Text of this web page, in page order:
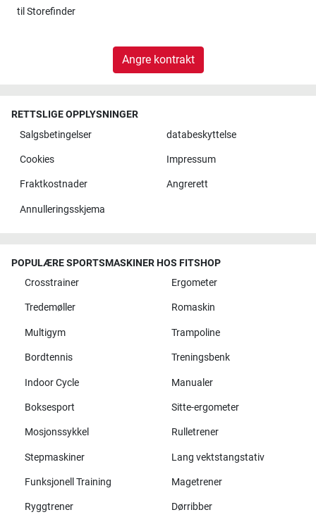
til Storefinder
Angre kontrakt
RETTSLIGE OPPLYSNINGER
Salgsbetingelser
databeskyttelse
Cookies Impressum
Fraktkostnader Angrerett
Annulleringsskjema
POPULÆRE SPORTSMASKINER HOS FITSHOP
Crosstrainer
Ergometer
Tredemøller Romaskin
Multigym Trampoline
Bordtennis Treningsbenk
Indoor Cycle Manualer
Boksesport Sitte-ergometer
Mosjonssykkel Rulletrener
Stepmaskiner Lang vektstangstativ
Funksjonell Training Magetrener
Ryggtrener Dørribber